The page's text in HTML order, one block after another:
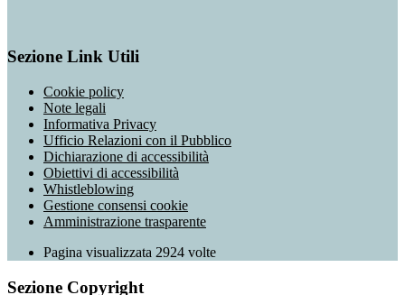
Sezione Link Utili
Cookie policy
Note legali
Informativa Privacy
Ufficio Relazioni con il Pubblico
Dichiarazione di accessibilità
Obiettivi di accessibilità
Whistleblowing
Gestione consensi cookie
Amministrazione trasparente
Pagina visualizzata 2924 volte
Sezione Copyright